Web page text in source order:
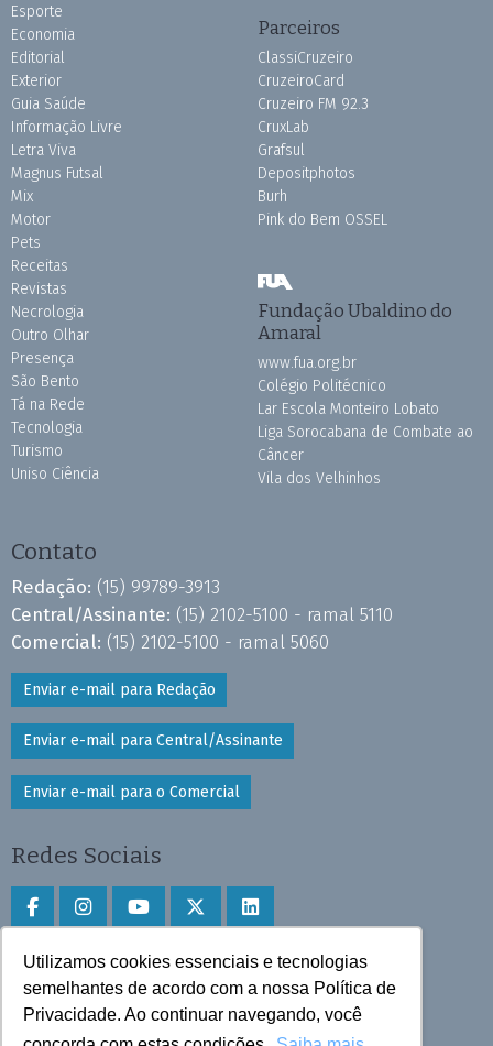
Utilizamos cookies essenciais e tecnologias
semelhantes de acordo com a nossa Política de
Privacidade. Ao continuar navegando, você
Esporte
Economia
Editorial
Exterior
Guia Saúde
Informação Livre
Letra Viva
Magnus Futsal
Mix
Motor
Pets
Receitas
Revistas
Necrologia
Outro Olhar
Presença
São Bento
Tá na Rede
Tecnologia
Turismo
Uniso Ciência
Parceiros
ClassiCruzeiro
CruzeiroCard
Cruzeiro FM 92.3
CruxLab
Grafsul
Depositphotos
Burh
Pink do Bem OSSEL
Fundação Ubaldino do
Amaral
www.fua.org.br
Colégio Politécnico
Lar Escola Monteiro Lobato
Liga Sorocabana de Combate ao
Câncer
Vila dos Velhinhos
Contato
Redação: (15) 99789-3913
Central/Assinante: (15) 2102-5100 - ramal 5110
Comercial: (15) 2102-5100 - ramal 5060
Enviar e-mail para Redação
Enviar e-mail para Central/Assinante
Enviar e-mail para o Comercial
Redes Sociais
Faça download do aplicativo
Play Store e App Store